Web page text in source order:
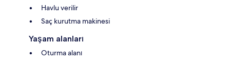
Havlu verilir
Saç kurutma makinesi
Yaşam alanları
Oturma alanı